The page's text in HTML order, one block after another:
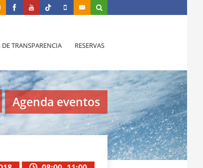
DE TRANSPARENCIA RESERVAS
Agenda eventos